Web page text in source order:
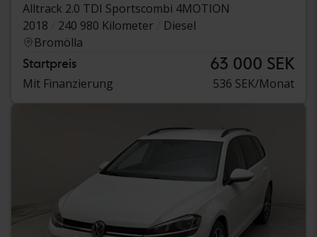
Alltrack 2.0 TDI Sportscombi 4MOTION
2018
240 980 Kilometer
Diesel
Bromölla
Startpreis 63 000 SEK
Mit Finanzierung 536 SEK/Monat